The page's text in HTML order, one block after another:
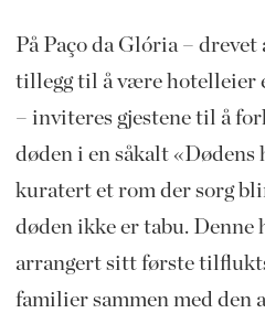
På Paço da Glória –
tillegg til å være hotelleier
– inviteres gjestene til å
døden i en såkalt
kuratert et rom der sorg
døden ikke er tabu. Denne
arrangert sitt første
familier sammen med den